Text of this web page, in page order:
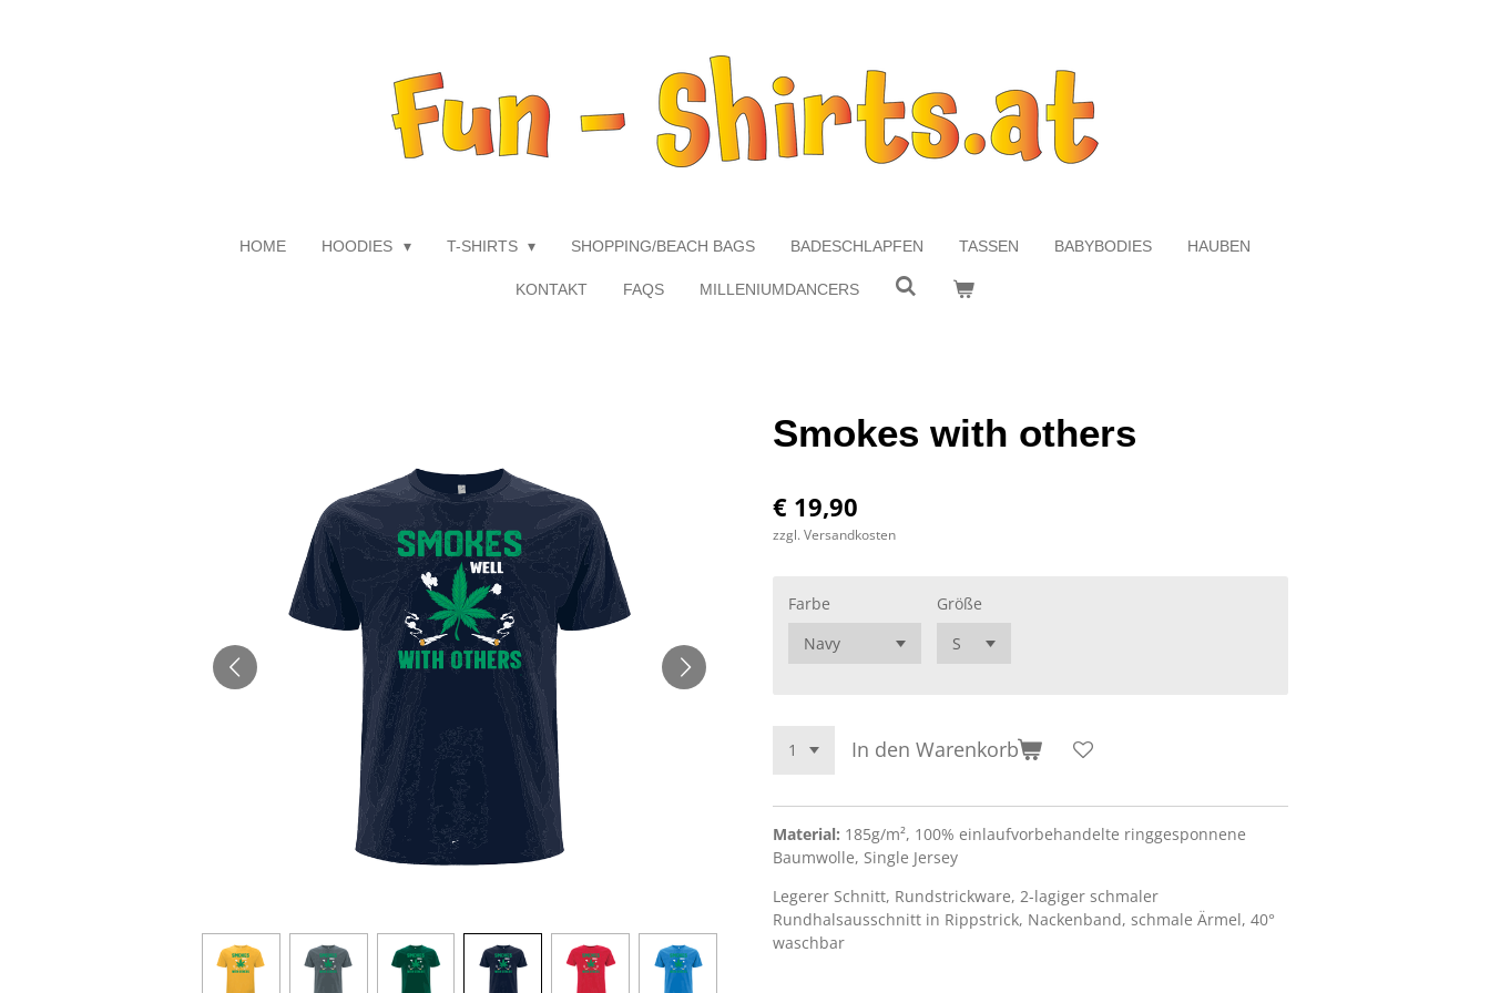
HOME HOODIES T-SHIRTS SHOPPING/BEACH BAGS BADESCHLAPFEN TASSEN BABYBODIES HAUBEN
KONTAKT FAQS MILLENIUMDANCERS
Smokes with others
€ 19,90
zzgl. Versandkosten
Farbe Größe
In den Warenkorb
Material: 185g/m², 100% einlaufvorbehandelte ringgesponnene
Baumwolle, Single Jersey
Legerer Schnitt, Rundstrickware, 2-lagiger schmaler
Rundhalsausschnitt in Rippstrick, Nackenband, schmale Ärmel, 40°
waschbar